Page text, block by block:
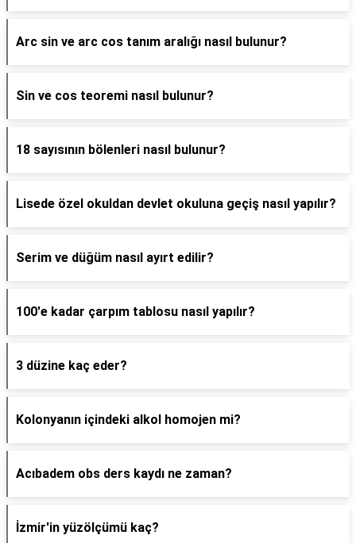
Arc sin ve arc cos tanım aralığı nasıl bulunur?
Sin ve cos teoremi nasıl bulunur?
18 sayısının bölenleri nasıl bulunur?
Lisede özel okuldan devlet okuluna geçiş nasıl yapılır?
Serim ve düğüm nasıl ayırt edilir?
100'e kadar çarpım tablosu nasıl yapılır?
3 düzine kaç eder?
Kolonyanın içindeki alkol homojen mi?
Acıbadem obs ders kaydı ne zaman?
İzmir'in yüzölçümü kaç?